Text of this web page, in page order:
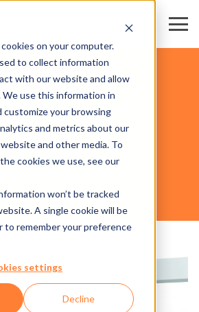
on your computer.
to collect information
with our website and allow
use this information in
customize your browsing
and metrics about our
and other media. To
cookies we use, see our
won’t be tracked
A single cookie will be
to remember your preference
settings
Decline
NG - GANTRY MOUNTED